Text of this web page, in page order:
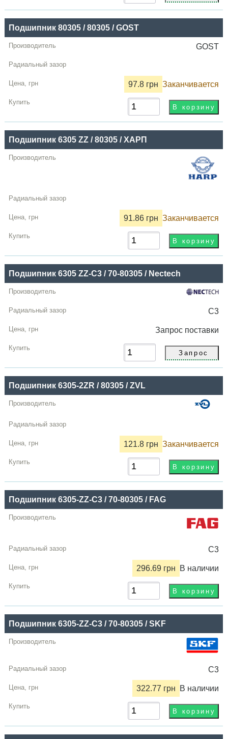
Подшипник 80305 / 80305 / GOST
GOST
97.8 грн Заканчивается
Подшипник 6305 ZZ / 80305 / ХАРП
91.86 грн Заканчивается
Подшипник 6305 ZZ-C3 / 70-80305 / Nectech
C3
Запрос поставки
Подшипник 6305-2ZR / 80305 / ZVL
121.8 грн Заканчивается
Подшипник 6305-ZZ-C3 / 70-80305 / FAG
C3
296.69 грн В наличии
Подшипник 6305-ZZ-C3 / 70-80305 / SKF
C3
322.77 грн В наличии